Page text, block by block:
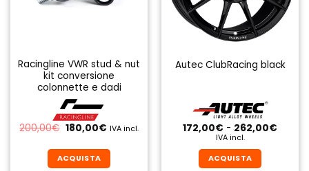
Racingline VWR stud & nut
kit conversione
colonnette e dadi
200,00€ Il
prezzo
era:
200,00€.
180,00€Il
è:
180,00€.
IVA incl.
ACQUISTA
Autec ClubRacing black
172,00€ - 262,00€Fascia
IVA incl.
ACQUISTA